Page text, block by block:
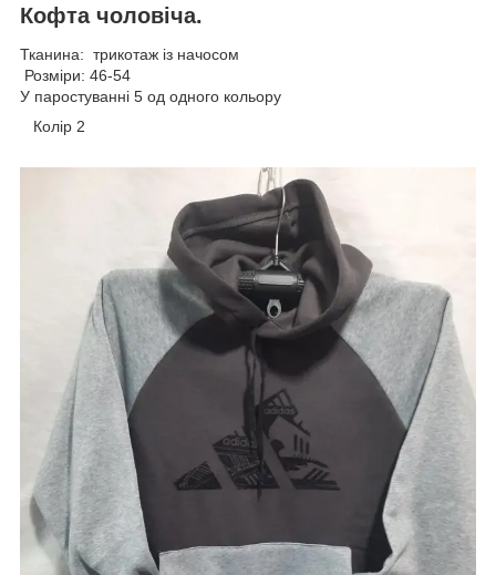
Кофта чоловіча.
Тканина: трикотаж із начосом
Розміри: 46-54
У паростуванні 5 од одного кольору
Колір 2